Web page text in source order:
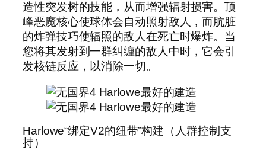
造性突发树的技能，从而增强辐射损害。顶
峰恶魔核心使球体会自动照射敌人，而肮脏
的炸弹技巧使辐照的敌人在死亡时爆炸。当
您将其发射到一群纠缠的敌人中时，它会引
发核链反应，以消除一切。
Harlowe“绑定V2的纽带”构建（人群控制支
持）